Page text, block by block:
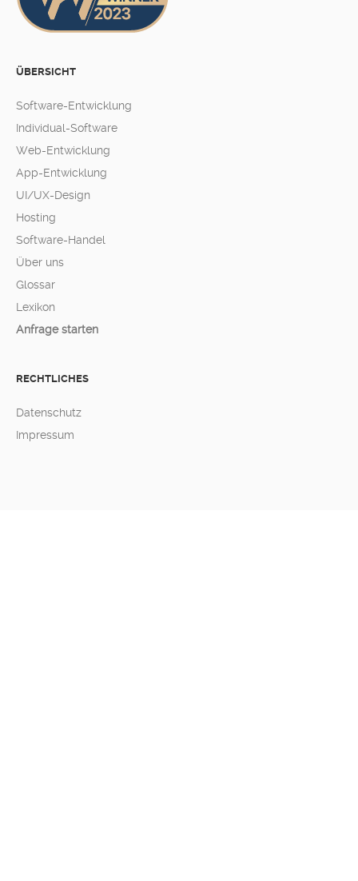
ÜBERSICHT
Software-Entwicklung
Individual-Software
Web-Entwicklung
App-Entwicklung
UI/UX-Design
Hosting
Software-Handel
Über uns
Glossar
Lexikon
Anfrage starten
RECHTLICHES
Datenschutz
Impressum